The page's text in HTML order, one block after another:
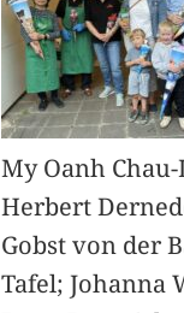
My Oanh
Herbert
Gobst von der
Tafel; Johanna